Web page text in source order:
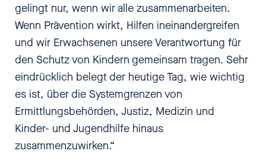
gelingt nur, wenn wir alle zusammenarbeiten.
Wenn Prävention wirkt, Hilfen ineinandergreifen
und wir Erwachsenen unsere Verantwortung für
den Schutz von Kindern gemeinsam tragen. Sehr
eindrücklich belegt der heutige Tag, wie wichtig
es ist, über die Systemgrenzen von
Ermittlungsbehörden, Justiz, Medizin und
Kinder- und Jugendhilfe hinaus
zusammenzuwirken.“